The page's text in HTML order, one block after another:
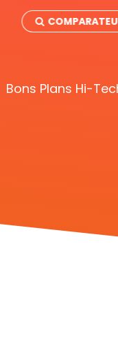
Bons Plans Hi-